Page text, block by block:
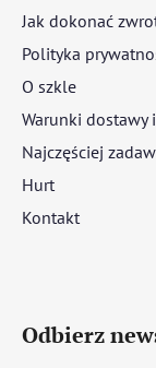
Jak dokonać
Polityka
O szkle
Warunki dostawy
Najczęściej
Hurt
Kontakt
Odbierz